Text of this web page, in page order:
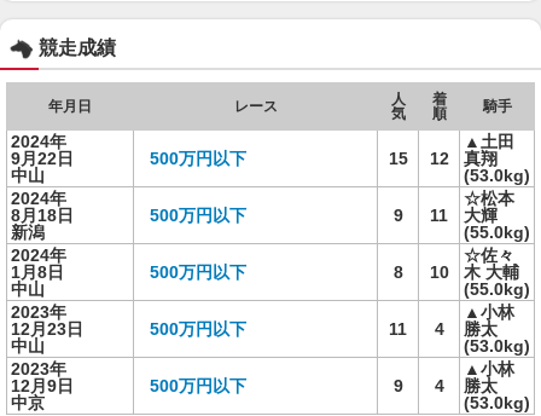
競走成績
年月日 レース
人
気
着
順
騎手
2024年
9月22日
中山
500万円以下 15 12
▲土田
真翔
(53.0kg)
2024年
8月18日
新潟
500万円以下 9 11
☆松本
大輝
(55.0kg)
2024年
1月8日
中山
500万円以下 8 10
☆佐々
木 大輔
(55.0kg)
2023年
12月23日
中山
500万円以下 11 4
▲小林
勝太
(53.0kg)
2023年
12月9日
中京
500万円以下 9 4
▲小林
勝太
(53.0kg)